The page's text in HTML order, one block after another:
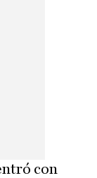
con